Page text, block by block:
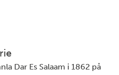
Dar Es Salaam i 1862 på